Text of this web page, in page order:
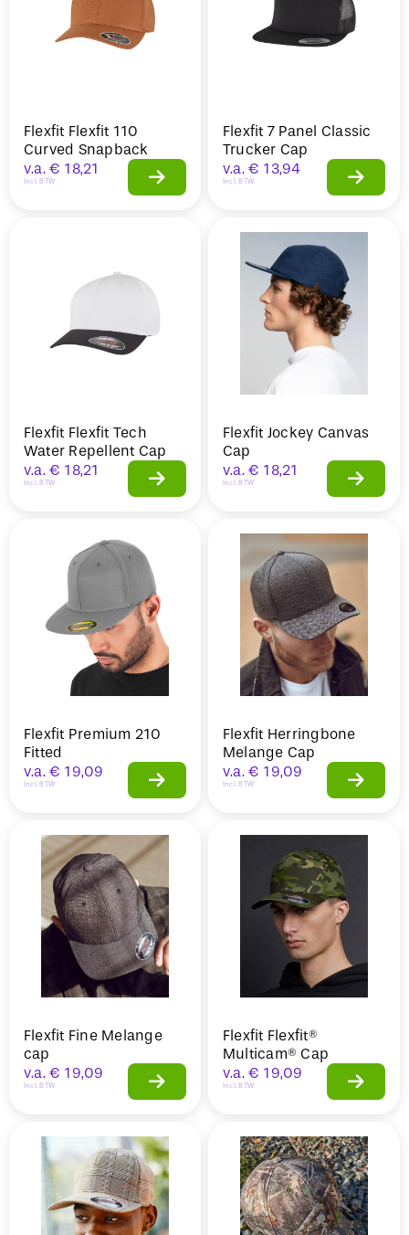
Flexfit Flexfit 110
Curved Snapback
v.a. € 18,21
Incl. BTW
Flexfit 7 Panel Classic
Trucker Cap
v.a. € 13,94
Incl. BTW
Flexfit Flexfit Tech
Water Repellent Cap
v.a. € 18,21
Incl. BTW
Flexfit Jockey Canvas
Cap
v.a. € 18,21
Incl. BTW
Flexfit Premium 210
Fitted
v.a. € 19,09
Incl. BTW
Flexfit Herringbone
Melange Cap
v.a. € 19,09
Incl. BTW
Flexfit Fine Melange
cap
v.a. € 19,09
Incl. BTW
Flexfit Flexfit®
Multicam® Cap
v.a. € 19,09
Incl. BTW